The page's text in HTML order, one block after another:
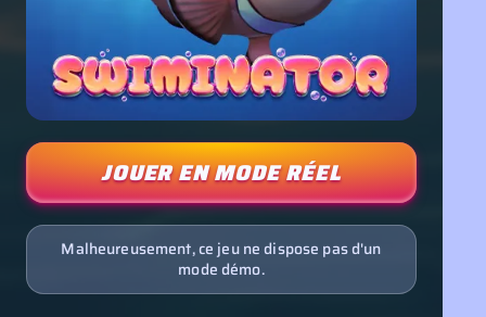
JOUER EN MODE RÉEL
Malheureusement, ce jeu ne dispose pas d'un
mode démo.